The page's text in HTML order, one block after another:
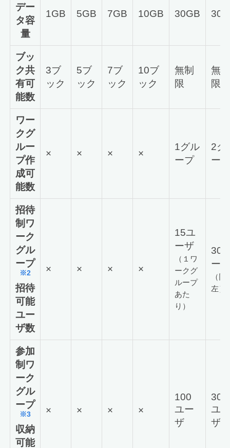
デー
タ容
量
1GB 5GB 7GB 10GB 30GB
ブッ
ク共
有可
能数
3ブ
ック
5ブ
ック
7ブ
ック
10ブ
ック
無制
限
無制
限
ワー
クグ
ルー
プ作
成可
能数
× × × ×
1グル
ープ
2グ
ープ
招待
制ワ
ーク
グル
ープ
※2
招待
可能
ユー
ザ数
× × × ×
15ユ
ーザ
（１ワ
ークグ
ループ
あた
り）
30
ーザ
（同
左）
参加
制ワ
ーク
グル
ープ
※3
収納
可能
× × × ×
100
ユー
ザ
300
ユー
ザ